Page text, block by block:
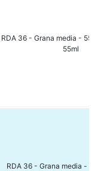
RDA 36 - Grana media - 55 ml
55ml
RDA 36 - Grana media -